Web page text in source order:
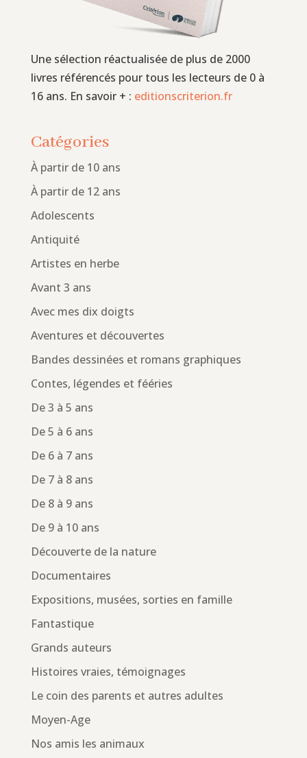
Une sélection réactualisée de plus de 2000
livres référencés pour tous les lecteurs de 0 à
16 ans. En savoir + : editionscriterion.fr
Catégories
À partir de 10 ans
À partir de 12 ans
Adolescents
Antiquité
Artistes en herbe
Avant 3 ans
Avec mes dix doigts
Aventures et découvertes
Bandes dessinées et romans graphiques
Contes, légendes et fééries
De 3 à 5 ans
De 5 à 6 ans
De 6 à 7 ans
De 7 à 8 ans
De 8 à 9 ans
De 9 à 10 ans
Découverte de la nature
Documentaires
Expositions, musées, sorties en famille
Fantastique
Grands auteurs
Histoires vraies, témoignages
Le coin des parents et autres adultes
Moyen-Age
Nos amis les animaux